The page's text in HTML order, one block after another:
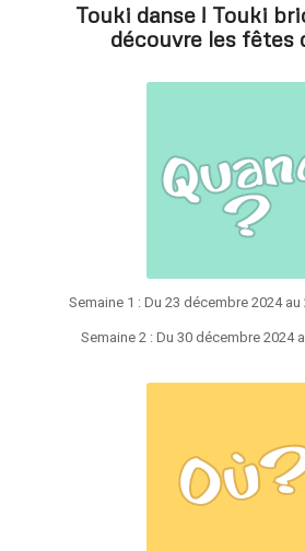
Touki danse ! Touki
découvre les fêtes
Semaine 1 : Du 23 décembre 2024
Semaine 2 : Du 30 décembre 2024